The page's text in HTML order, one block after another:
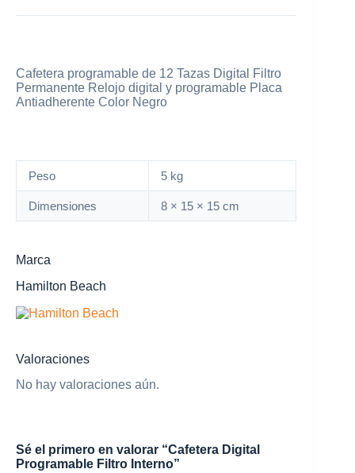
Cafetera programable de 12 Tazas Digital Filtro
Permanente Relojo digital y programable Placa
Antiadherente Color Negro
Peso 5 kg
Dimensiones 8 × 15 × 15 cm
Marca
Hamilton Beach
Valoraciones
No hay valoraciones aún.
Sé el primero en valorar “Cafetera Digital
Programable Filtro Interno”